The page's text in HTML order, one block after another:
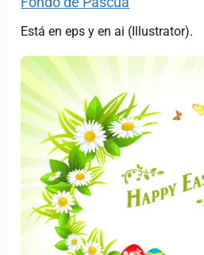
Está en eps y en ai (Illustrator).